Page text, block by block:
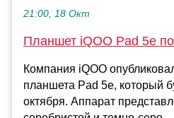
21:00, 18 Окт
Планшет iQOO Pad 5e
Компания iQOO
планшета Pad 5e, который
октября. Аппарат